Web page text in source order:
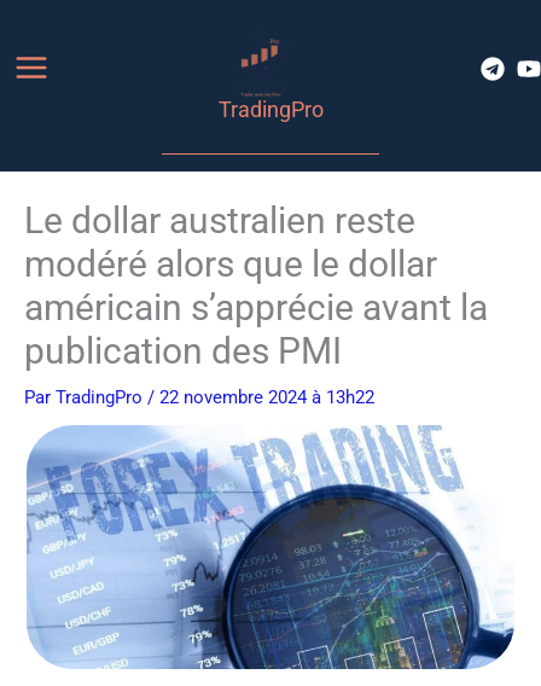
contenu
TradingPro
Le dollar australien reste
modéré alors que le dollar
américain s’apprécie avant la
publication des PMI
Par TradingPro / 22 novembre 2024 à 13h22